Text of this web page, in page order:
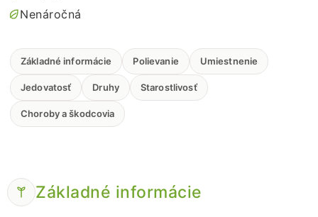
BLOG
NA OBJEDNÁVKU
AKCIA
SUBSTRÁTY A HNOJIVÁ
Nenáročná
Základné informácie Polievanie Umiestnenie
Jedovatosť Druhy Starostlivosť
Choroby a škodcovia
Základné informácie